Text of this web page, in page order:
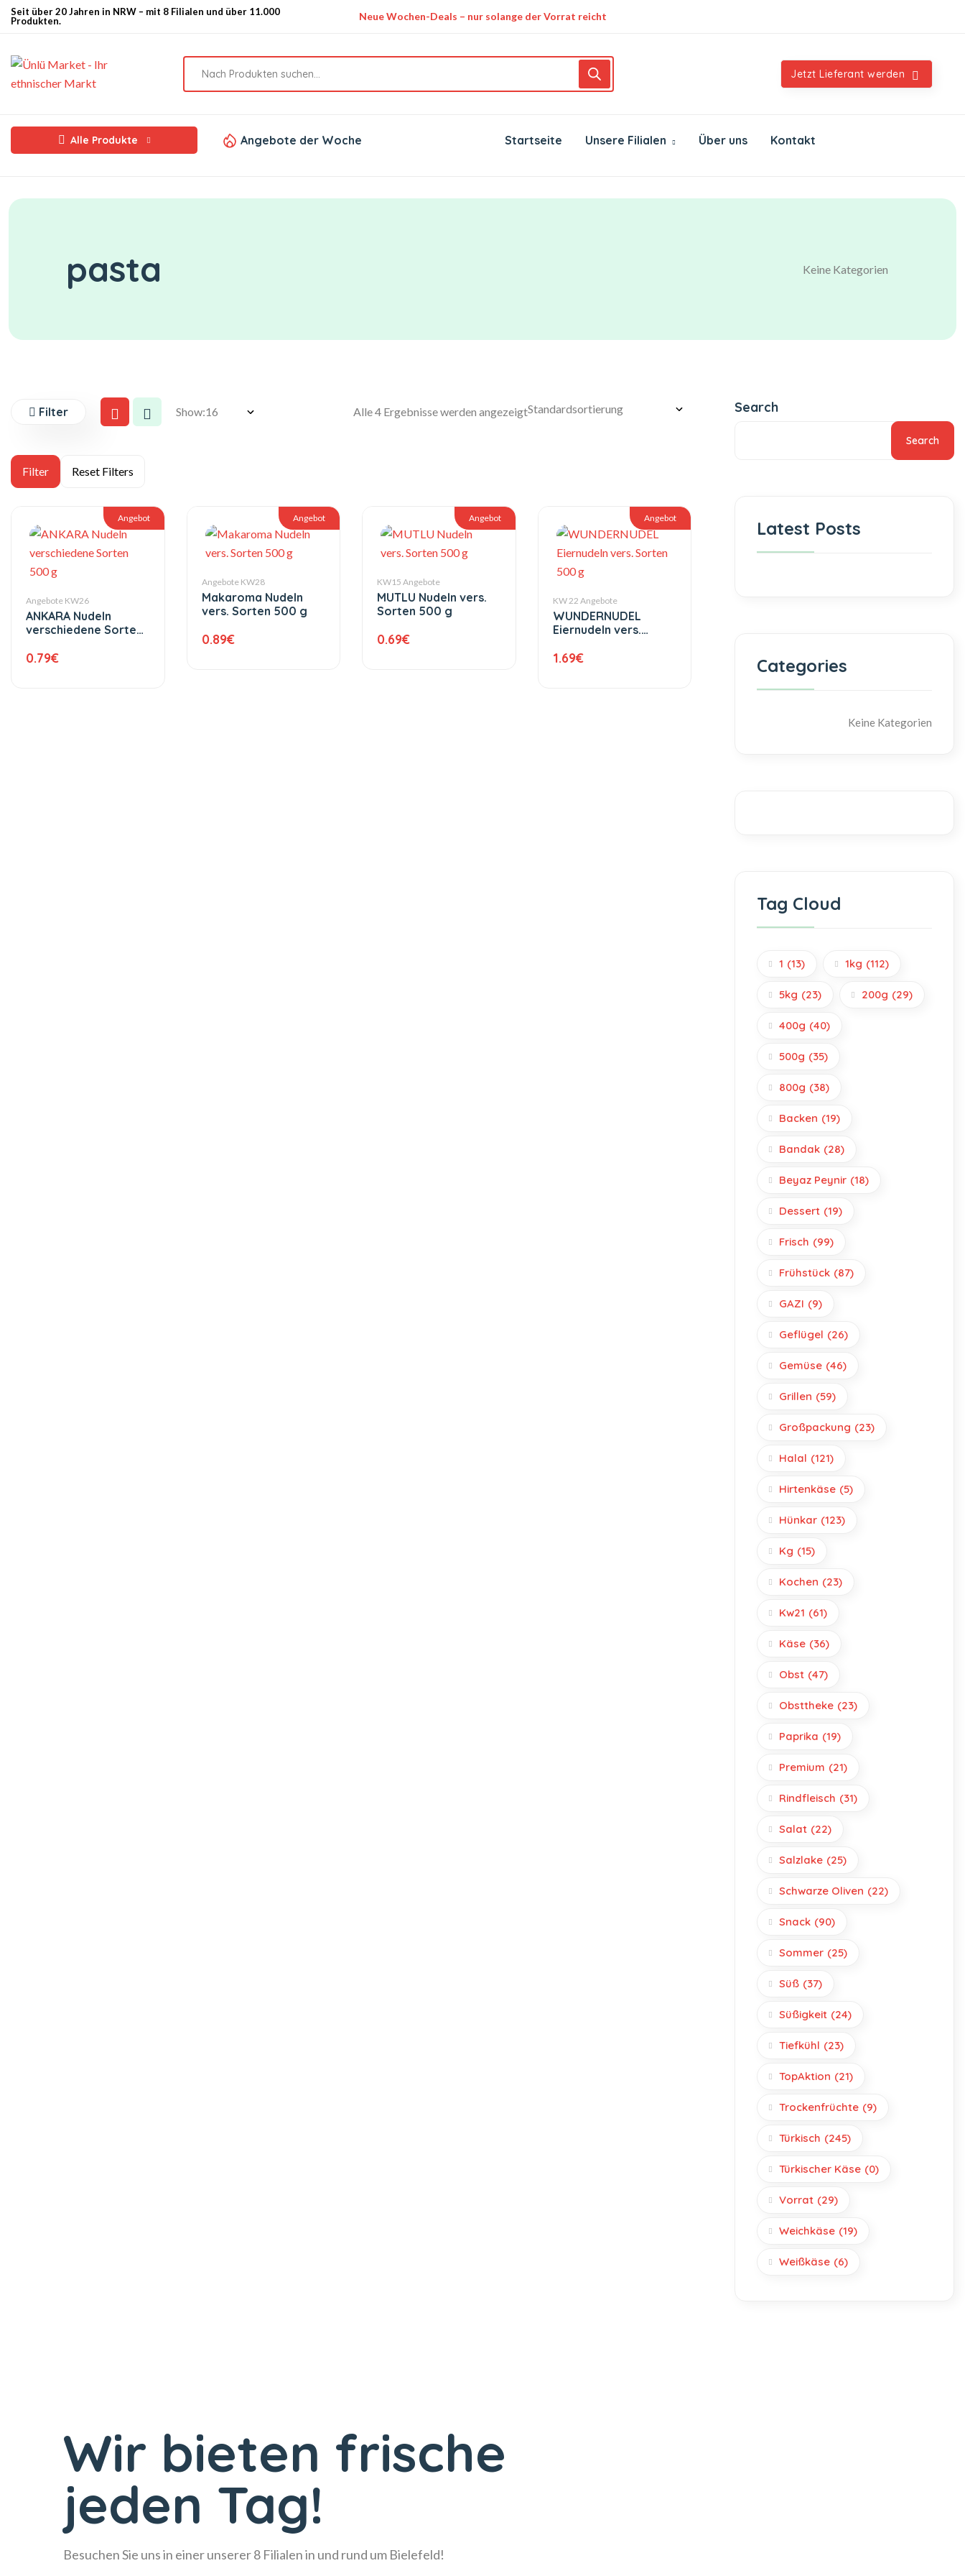
Seit über 20 Jahren in NRW – mit 8 Filialen und über 11.000
Produkten.
Neue Wochen-Deals – nur solange der Vorrat reicht
Jetzt Lieferant werden
Alle Produkte Angebote der Woche Startseite Unsere Filialen Über uns Kontakt
pasta Keine Kategorien
Filter Show: Alle 4 Ergebnisse werden angezeigt
Angebot
Angebote KW26
ANKARA Nudeln
verschiedene Sorten
0.79€
Angebot
Angebote KW28
Makaroma Nudeln
vers. Sorten 500 g
0.89€
Angebot
KW15 Angebote
MUTLU Nudeln vers.
Sorten 500 g
0.69€
Angebot
KW 22 Angebote
WUNDERNUDEL
Eiernudeln vers.
1.69€
Search
Search
Latest Posts
Categories
Keine Kategorien
Tag Cloud
1 (13) 1kg (112)
5kg (23) 200g (29)
400g (40)
500g (35)
800g (38)
Backen (19)
Bandak (28)
Beyaz Peynir (18)
Dessert (19)
Frisch (99)
Frühstück (87)
GAZI (9)
Geflügel (26)
Gemüse (46)
Grillen (59)
Großpackung (23)
Halal (121)
Hirtenkäse (5)
Hünkar (123)
Kg (15)
Kochen (23)
Kw21 (61)
Käse (36)
Obst (47)
Obsttheke (23)
Paprika (19)
Premium (21)
Rindfleisch (31)
Salat (22)
Salzlake (25)
Schwarze Oliven (22)
Snack (90)
Sommer (25)
Süß (37)
Süßigkeit (24)
Tiefkühl (23)
TopAktion (21)
Trockenfrüchte (9)
Türkisch (245)
Türkischer Käse (0)
Vorrat (29)
Weichkäse (19)
Weißkäse (6)
Wir bieten frische
jeden Tag!
Besuchen Sie uns in einer unserer 8 Filialen in und rund um Bielefeld!